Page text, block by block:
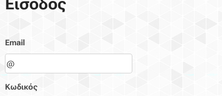
Είσοδος
Email
Κωδικός